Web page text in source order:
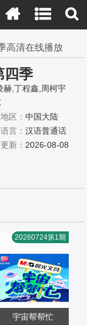
高清在线播放
四季
赫,丁程鑫,周柯宇
地区： 中国大陆
语言： 汉语普通话
更新： 2026-08-08
宇宙帮帮忙
20260724第1期